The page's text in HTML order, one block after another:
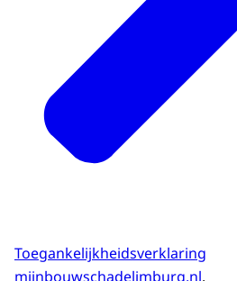
Toegankelijkheidsverklaring
mijnbouwschadelimburg.nl.